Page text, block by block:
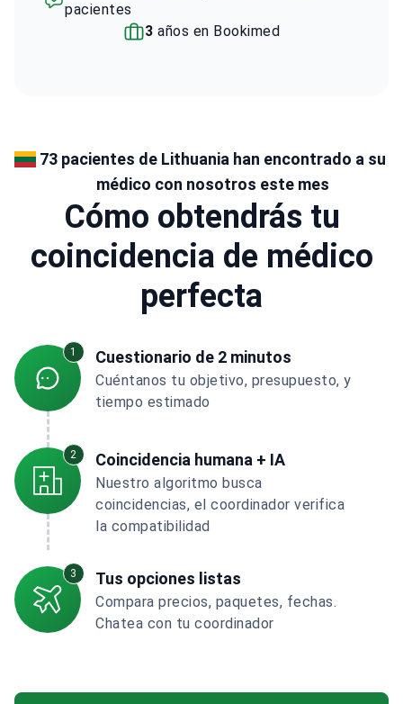
pacientes
3 años en Bookimed
73 pacientes de Lithuania han encontrado a su
médico con nosotros este mes
Cómo obtendrás tu
coincidencia de médico
perfecta
1 Cuestionario de 2 minutos
Cuéntanos tu objetivo, presupuesto, y
tiempo estimado
2 Coincidencia humana + IA
Nuestro algoritmo busca
coincidencias, el coordinador verifica
la compatibilidad
3 Tus opciones listas
Compara precios, paquetes, fechas.
Chatea con tu coordinador